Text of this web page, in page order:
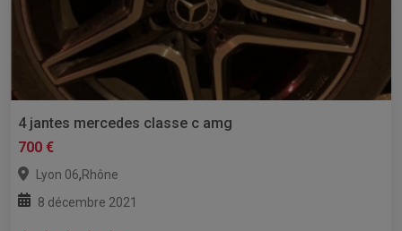
4 jantes mercedes classe c amg
700 €
Lyon 06,Rhône
8 décembre 2021